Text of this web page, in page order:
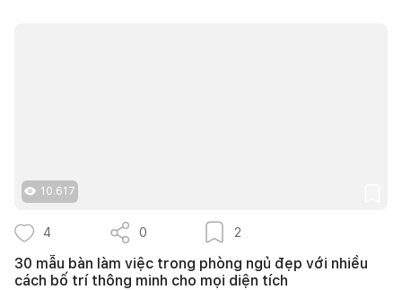
10.617
4 0 2
30 mẫu bàn làm việc trong phòng ngủ đẹp với nhiều
cách bố trí thông minh cho mọi diện tích